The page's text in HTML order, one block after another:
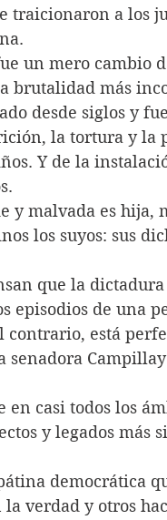
traicionaron a los
un mero cambio
brutalidad más
desde siglos y
la tortura y la
Y de la
y malvada es hija,
los suyos: sus
que la
episodios de una
contrario, está
senadora
en casi todos los
y legados más
democrática
verdad y otros